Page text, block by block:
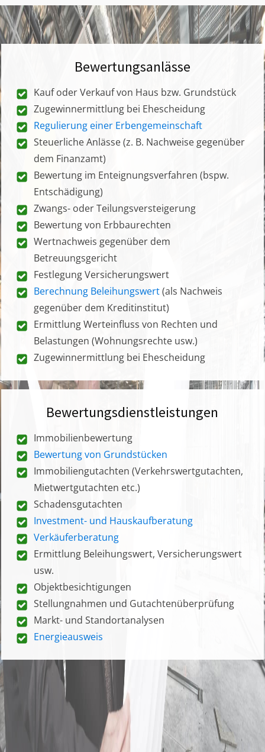
Bewertungsanlässe
Kauf oder Verkauf von Haus bzw. Grundstück
Zugewinnermittlung bei Ehescheidung
Regulierung einer Erbengemeinschaft
Steuerliche Anlässe (z. B. Nachweise gegenüber
dem Finanzamt)
Bewertung im Enteignungsverfahren (bspw.
Entschädigung)
Zwangs- oder Teilungsversteigerung
Bewertung von Erbbaurechten
Wertnachweis gegenüber dem
Betreuungsgericht
Festlegung Versicherungswert
Berechnung Beleihungswert(als Nachweis
gegenüber dem Kreditinstitut)
Ermittlung Werteinfluss von Rechten und
Belastungen (Wohnungsrechte usw.)
Zugewinnermittlung bei Ehescheidung
Bewertungsdienstleistungen
Immobilienbewertung
Bewertung von Grundstücken
Immobiliengutachten (Verkehrswertgutachten,
Mietwertgutachten etc.)
Schadensgutachten
Investment- und Hauskaufberatung
Verkäuferberatung
Ermittlung Beleihungswert, Versicherungswert
usw.
Objektbesichtigungen
Stellungnahmen und Gutachtenüberprüfung
Markt- und Standortanalysen
Energieausweis